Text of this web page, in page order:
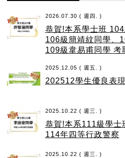
2026.07.30 ( 週四. )
恭賀!本系學士班 104
106級簡靖紋同學、
109
2025.12.05 ( 週五. )
202512學生優良表現
2025.10.22 ( 週三. )
恭賀!本系111級學士班
114年四等行政警察
2025.10.22 ( 週三. )